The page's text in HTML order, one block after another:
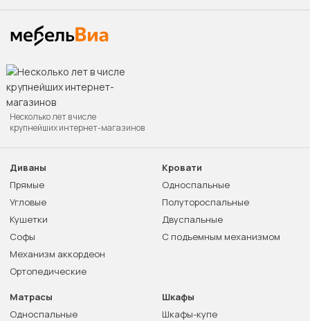
Несколько лет в числе
крупнейших интернет-магазинов
Диваны
Прямые
Угловые
Кушетки
Софы
Механизм аккордеон
Ортопедические
Кровати
Односпальные
Полутороспальные
Двуспальные
С подъемным механизмом
Матрасы
Односпальные
Шкафы
Шкафы-купе